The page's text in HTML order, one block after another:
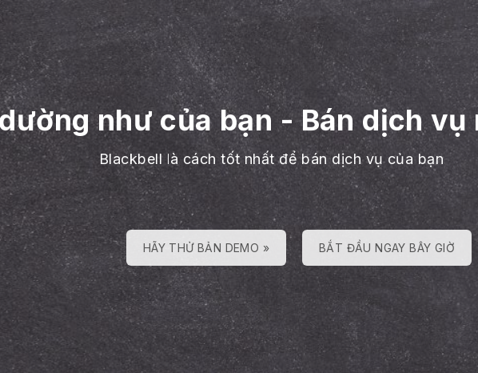
như của bạn -Bán dịch
Blackbell là cách tốt nhất để bán dịch vụ của bạn
HÃY THỬ BẢN DEMO » BẮT ĐẦU NGAY BÂY GIỜ